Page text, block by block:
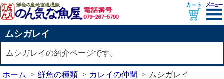
ムシガレイ
ムシガレイの紹介ページです。
ホーム 鮮魚の種類 カレイの仲間 ムシガレイ